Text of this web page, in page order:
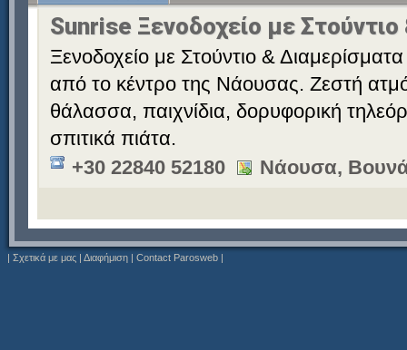
Sunrise Ξενοδοχείο με
Ξενοδοχείο με Στούντιο &
από το κέντρο της Νάουσας. Ζεστή
θάλασσα, παιχνίδια, δορυφορική
σπιτικά πιάτα.
+30 22840 52180
Νάουσα,
| Σχετικά με μας | Διαφήμιση | Contact Parosweb |